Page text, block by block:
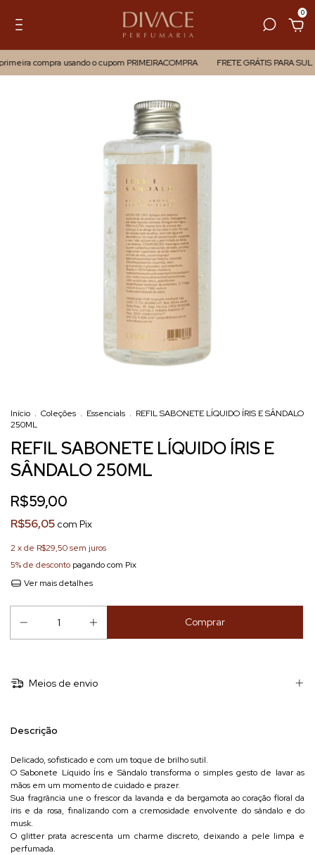
0
compra usando o cupom PRIMEIRACOMPRA FRETE GRÁTIS PARA SUL E
Início . Coleções . Essencials . REFIL SABONETE LÍQUIDO ÍRIS E SÂNDALO
250ML
REFIL SABONETE LÍQUIDO ÍRIS E
SÂNDALO 250ML
R$59,00
R$56,05 com Pix
2 x de R$29,50sem juros
5% de desconto pagando com Pix
Ver mais detalhes
Meios de envio
Descrição
Delicado, sofisticado e com um toque de brilho sutil.
O Sabonete Líquido Íris e Sândalo transforma o simples gesto de lavar as
mãos em um momento de cuidado e prazer.
Sua fragrância une o frescor da lavanda e da bergamota ao coração floral da
íris e da rosa, finalizando com a cremosidade envolvente do sândalo e do
musk.
O glitter prata acrescenta um charme discreto, deixando a pele limpa e
perfumada.